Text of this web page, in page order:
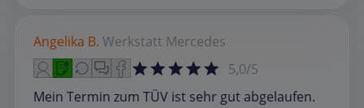
Angelika B. Werkstatt Mercedes
5,0/5
Mein Termin zum TÜV ist sehr gut abgelaufen.